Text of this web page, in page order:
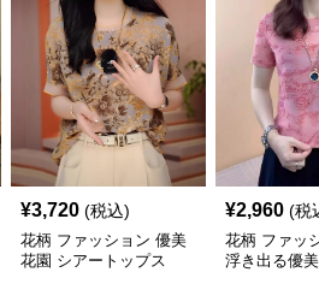
¥3,720 (税込)
花柄 ファッション 優美
花園 シアートップス
¥2,960 (税
花柄 ファッ
浮き出る優